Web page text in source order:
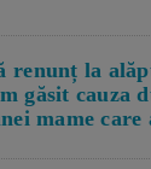
renunț la
găsit cauza
mame care